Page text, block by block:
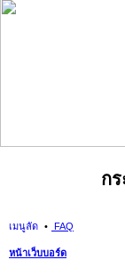
ก
เมนูลัด FAQ
หน้าเว็บบอร์ด